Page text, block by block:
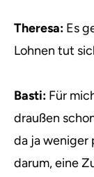
Theresa: Es
Lohnen tut
Basti: Für
draußen
da ja weniger
darum, eine